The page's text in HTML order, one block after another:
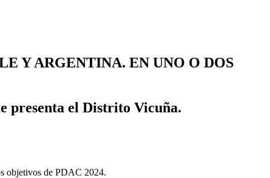
Y ARGENTINA. EN UNO O DOS
presenta el Distrito Vicuña.
objetivos de PDAC 2024.